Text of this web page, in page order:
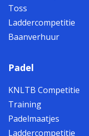
Toss
Laddercompetitie
Baanverhuur
Padel
KNLTB Competitie
Training
Padelmaatjes
Laddercompetitie